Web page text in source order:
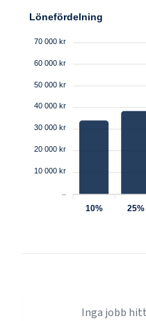
Lönefördelning
70 000 kr
60 000 kr
50 000 kr
40 000 kr
30 000 kr
20 000 kr
10 000 kr
10% 25%
Inga jobb